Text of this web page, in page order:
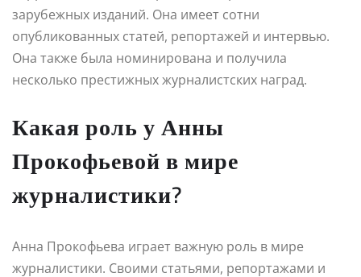
зарубежных изданий. Она имеет сотни
опубликованных статей, репортажей и интервью.
Она также была номинирована и получила
несколько престижных журналистских наград.
Какая роль у Анны
Прокофьевой в мире
журналистики?
Анна Прокофьева играет важную роль в мире
журналистики. Своими статьями, репортажами и